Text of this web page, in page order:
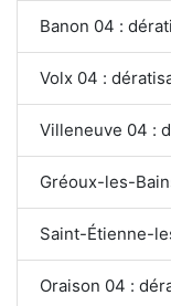
Banon 04 :
Volx 04 :
Villeneuve 04 :
Gréoux-les-
Saint-Étienne-
Oraison 04 :